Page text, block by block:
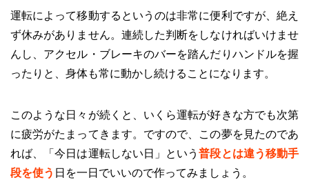
運転によって移動するというのは非常に便利ですが、絶え
ず休みがありません。連続した判断をしなければいけませ
んし、アクセル・ブレーキのバーを踏んだりハンドルを握
ったりと、身体も常に動かし続けることになります。
このような日々が続くと、いくら運転が好きな方でも次第
に疲労がたまってきます。ですので、この夢を見たのであ
れば、「今日は運転しない日」という普段とは違う移動手
段を使う 日を一日でいいので作ってみましょう。